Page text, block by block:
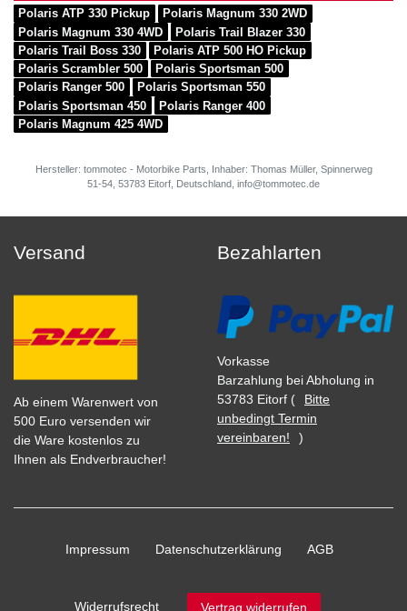
Polaris ATP 330 Pickup
Polaris Magnum 330 2WD
Polaris Magnum 330 4WD
Polaris Trail Blazer 330
Polaris Trail Boss 330
Polaris ATP 500 HO Pickup
Polaris Scrambler 500
Polaris Sportsman 500
Polaris Ranger 500
Polaris Sportsman 550
Polaris Sportsman 450
Polaris Ranger 400
Polaris Magnum 425 4WD
Hersteller: tommotec - Motorbike Parts, Inhaber: Thomas Müller, Spinnerweg
51-54, 53783 Eitorf, Deutschland, info@tommotec.de
Versand
Ab einem Warenwert von
500 Euro versenden wir
die Ware kostenlos zu
Ihnen als Endverbraucher!
Bezahlarten
Vorkasse
Barzahlung bei Abholung in
53783 Eitorf (
Bitte
unbedingt Termin
vereinbaren!
)
Impressum Daten­schutz­erklärung AGB
Widerrufs­recht Vertrag widerrufen